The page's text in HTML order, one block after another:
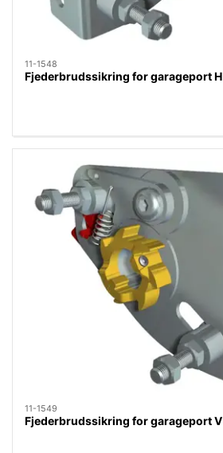
11-1548
Fjederbrudssikring for garageport H
11-1549
Fjederbrudssikring for garageport V